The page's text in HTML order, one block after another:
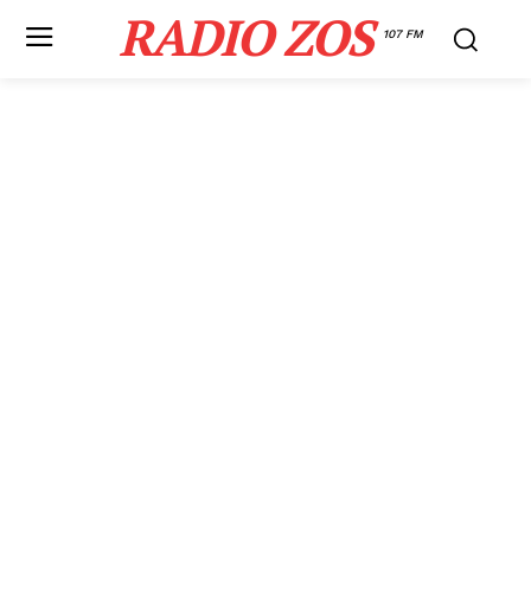
RADIO ZOS 107 FM